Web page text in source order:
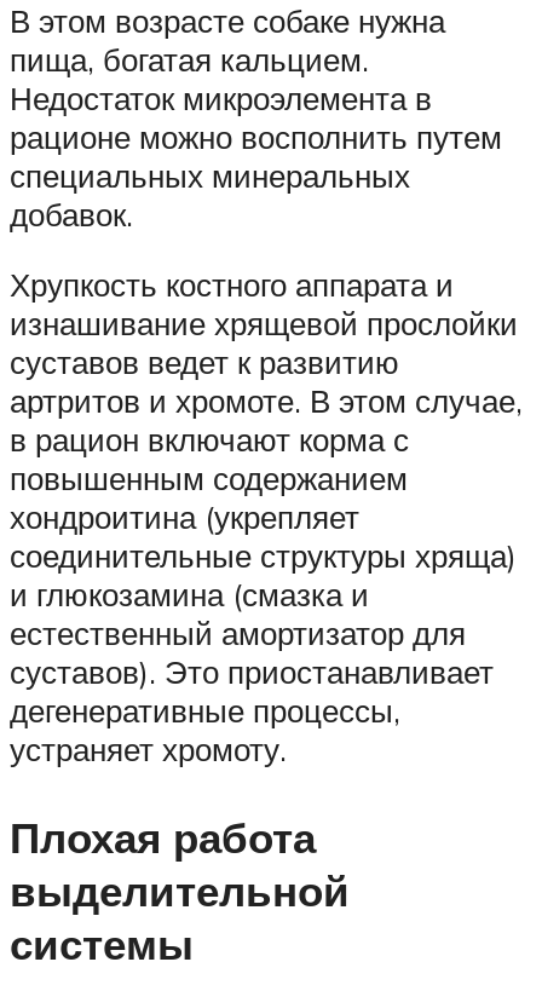
В этом возрасте собаке нужна
пища, богатая кальцием.
Недостаток микроэлемента в
рационе можно восполнить путем
специальных минеральных
добавок.
Хрупкость костного аппарата и
изнашивание хрящевой прослойки
суставов ведет к развитию
артритов и хромоте. В этом случае,
в рацион включают корма с
повышенным содержанием
хондроитина (укрепляет
соединительные структуры хряща)
и глюкозамина (смазка и
естественный амортизатор для
суставов). Это приостанавливает
дегенеративные процессы,
устраняет хромоту.
Плохая работа
выделительной
системы